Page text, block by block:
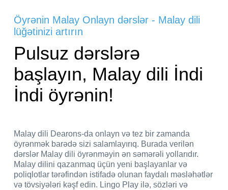
Öyrənin Malay Onlayn dərslər - Malay dili
lüğətinizi artırın
Pulsuz dərslərə
başlayın, Malay dili İndi
İndi öyrənin!
Malay dili Dearons-da onlayn və tez bir zamanda
öyrənmək barədə sizi salamlayırıq. Burada verilən
dərslər Malay dili öyrənməyin ən səmərəli yollarıdır.
Malay dilini qazanmaq üçün yeni başlayanlar və
poliqlotlar tərəfindən istifadə olunan faydalı məsləhətlər
və tövsiyələri kəşf edin. Lingo Play ilə, sözləri və